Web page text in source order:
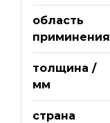
область
приминения
толщина /
мм
страна